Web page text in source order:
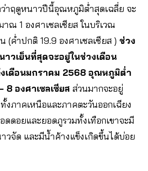
ว่าฤดูหนาวปีนี้อุณหภูมิต่ำสุดเฉลี่ย จะ
ณ 1 องศาเซลเซียส ในบริเวณ
(ค่ำปกติ 19.9 องศาเซลเซียส ) ช่วง
วเย็นที่สุดจะอยู่ในช่วงเดือน
เดือนมกราคม 2568 อุณหภูมิต่ำ
องศาเซลเซียส ส่วนมากจะอยู่
งภาคเหนือและภาคตะวันออกเฉียง
ดดอยและยอดภูรวมทั้งเทือกเขาจะมี
วจัด และมีน้ำค้างแข็งเกิดขึ้นได้บ่อย